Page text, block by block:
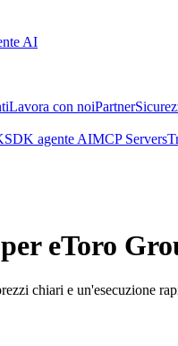
AI
Lavora con noiPartner
SDK agente AIMCP Servers
eToro
chiari e un'esecuzione